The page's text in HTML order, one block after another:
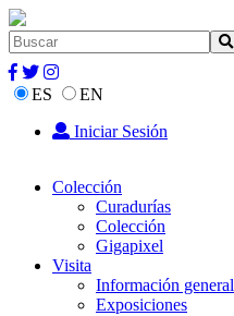
ES
EN
Iniciar Sesión
Colección
Curadurías
Colección
Gigapixel
Visita
Información general
Exposiciones